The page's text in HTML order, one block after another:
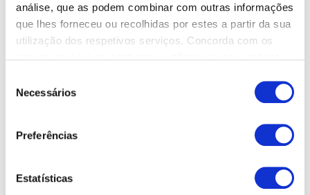
análise, que as podem combinar com outras informações
que lhes forneceu ou recolhidas por estes a partir da sua
utilização dos respetivos serviços. Concorda com os
Necessários
Preferências
Estatísticas